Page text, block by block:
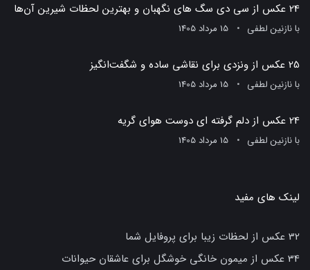
24 عکس از سی دی سگ های نگهبان و بهترین لحظات شیرین آن‌ها
بانازنین لطفی 15 مرداد 1405
25 عکس از ونزدی برای نقاشی ساده و شگفت‌انگیز
بانازنین لطفی 15 مرداد 1405
24 عکس از دلم گرفته ای دوست هوای گریه
بانازنین لطفی 15 مرداد 1405
لینک های مفید
32 عکس از لحظات زیبا برای پروفایل شما
34 عکس از میمون خانگی خوشگل برای عاشقان حیوانات